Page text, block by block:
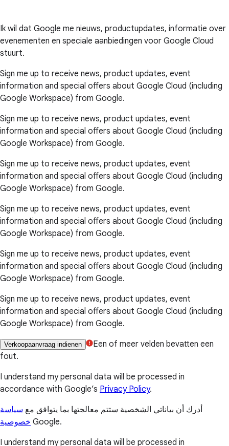
Ik wil dat Google me nieuws, productupdates, informatie over
evenementen en speciale aanbiedingen voor Google Cloud
stuurt.
Sign me up to receive news, product updates, event
information and special offers about Google Cloud (including
Google Workspace) from Google.
Sign me up to receive news, product updates, event
information and special offers about Google Cloud (including
Google Workspace) from Google.
Sign me up to receive news, product updates, event
information and special offers about Google Cloud (including
Google Workspace) from Google.
Sign me up to receive news, product updates, event
information and special offers about Google Cloud (including
Google Workspace) from Google.
Sign me up to receive news, product updates, event
information and special offers about Google Cloud (including
Google Workspace) from Google.
Sign me up to receive news, product updates, event
information and special offers about Google Cloud (including
Google Workspace) from Google.
Verkoopaanvraag indienen
Een of meer velden bevatten een
fout.
I understand my personal data will be processed in
accordance with Google’s Privacy Policy.
أدرك أن بياناتي الشخصية ستتم معالجتها بما يتوافق مع سياسة
خصوصية Google.
I understand my personal data will be processed in